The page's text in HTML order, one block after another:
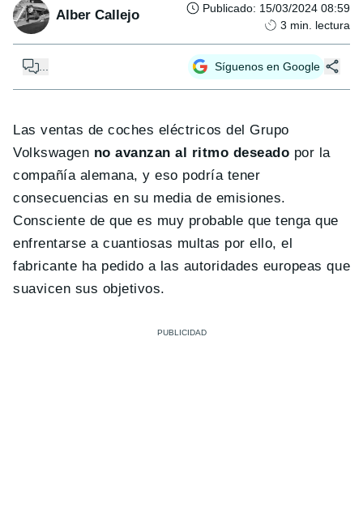
Alber Callejo Publicado: 15/03/2024 08:59
3 min. lectura
Síguenos en Google
Las ventas de coches eléctricos del Grupo
Volkswagen no avanzan al ritmo deseado por la
compañía alemana, y eso podría tener
consecuencias en su media de emisiones.
Consciente de que es muy probable que tenga que
enfrentarse a cuantiosas multas por ello, el
fabricante ha pedido a las autoridades europeas que
suavicen sus objetivos.